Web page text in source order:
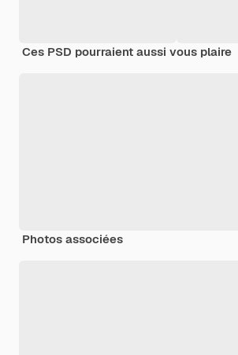
Ces PSD pourraient aussi vous plaire
Photos associées